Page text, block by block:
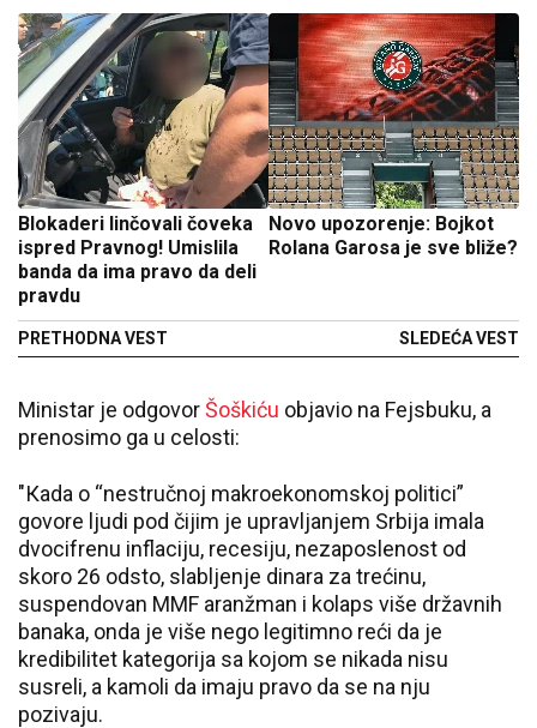
Blokaderi linčovali čoveka
ispred Pravnog! Umislila
banda da ima pravo da deli
pravdu
PRETHODNA VEST
Novo upozorenje: Bojkot
Rolana Garosa je sve bliže?
SLEDEĆA VEST
Ministar je odgovorŠoškiću objavio na Fejsbuku, a
prenosimo ga u celosti:
"Кada o “nestručnoj makroekonomskoj politici”
govore ljudi pod čijim je upravljanjem Srbija imala
dvocifrenu inflaciju, recesiju, nezaposlenost od
skoro 26 odsto, slabljenje dinara za trećinu,
suspendovan MMF aranžman i kolaps više državnih
banaka, onda je više nego legitimno reći da je
kredibilitet kategorija sa kojom se nikada nisu
susreli, a kamoli da imaju pravo da se na nju
pozivaju.